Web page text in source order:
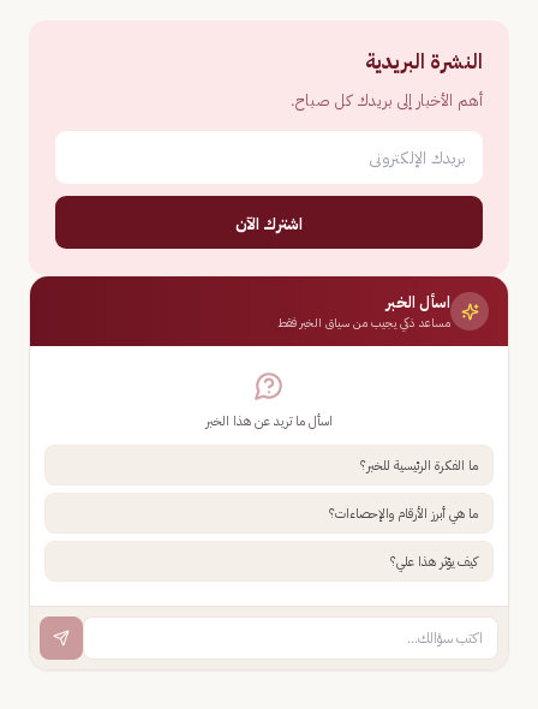
النشرة البريدية
أهم الأخبار إلى بريدك كل صباح.
اشترك الآن
اسأل الخبر
مساعد ذكي يجيب من سياق الخبر فقط
اسأل ما تريد عن هذا الخبر
ما الفكرة الرئيسية للخبر؟
ما هي أبرز الأرقام والإحصاءات؟
كيف يؤثر هذا علي؟